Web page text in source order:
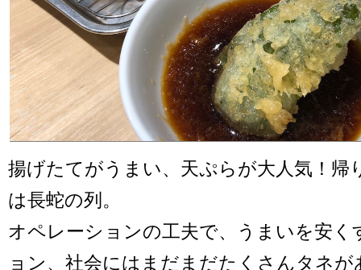
揚げたてがうまい、天ぷらが大人気！帰
は長蛇の列。
オペレーションの工夫で、うまいを安く
ョン、社会にはまだまだたくさんタネ